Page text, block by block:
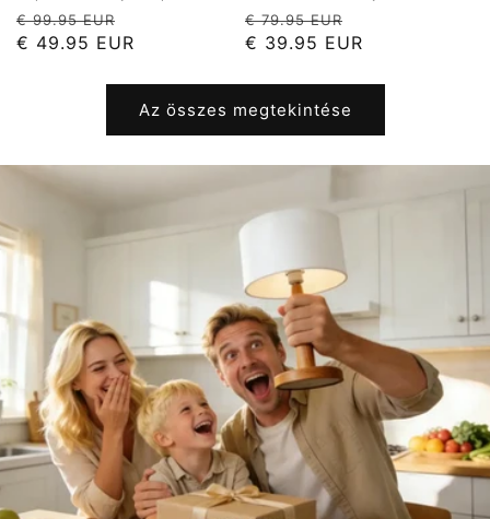
Normál
ár
€ 99.95 EUR
ár
€ 49.95 EUR
Normál
ár
€ 79.95 EUR
ár
€ 39.95 EUR
Az összes megtekintése